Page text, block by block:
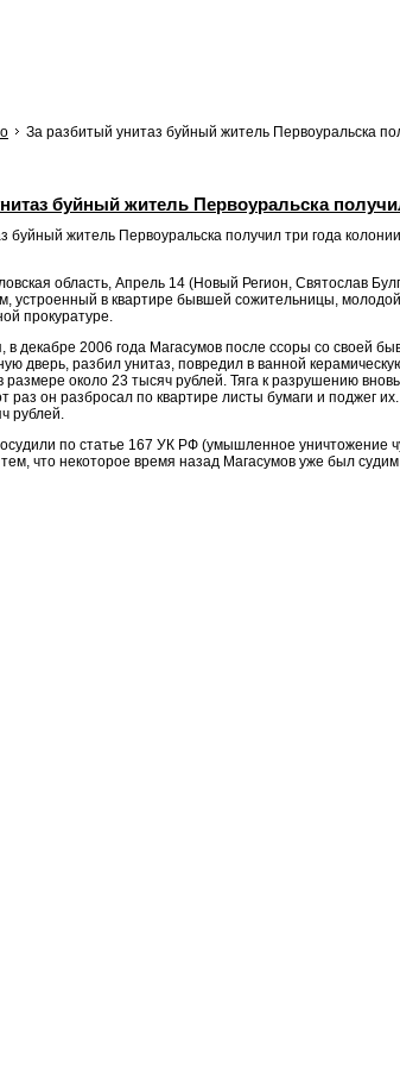
За разбитый унитаз буйный житель Первоуральска
буйный житель Первоуральска
область, Апрель 14 (Новый Регион, Святослав
устроенный в квартире бывшей сожительницы,
прокуратуре.
в декабре 2006 года Магасумов после ссоры со своей
дверь, разбил унитаз, повредил в ванной
около 23 тысяч рублей. Тяга к разрушению
раз он разбросал по квартире листы бумаги и поджег
рублей.
по статье 167 УК РФ (умышленное уничтожение
что некоторое время назад Магасумов уже был